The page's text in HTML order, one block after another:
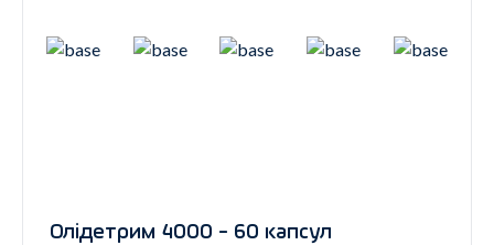
Олідетрим 4000 - 60 капсул